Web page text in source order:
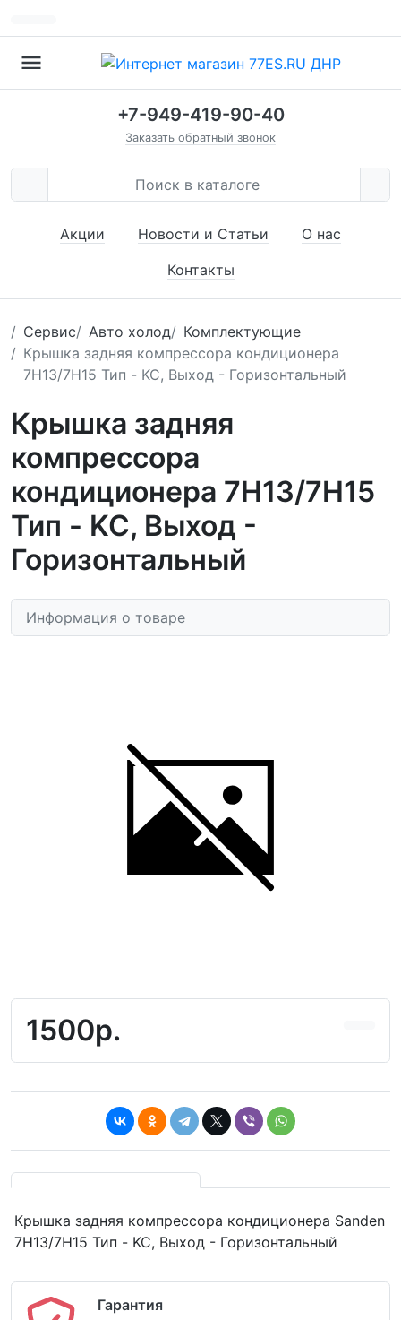
+7-949-419-90-40
Заказать обратный звонок
Акции Новости и Статьи
О нас
Контакты
Сервис Авто холод
Комплектующие
Крышка задняя компрессора кондиционера
7H13/7H15 Тип - KC, Выход - Горизонтальный
Крышка задняя
компрессора
кондиционера 7H13/7H15
Тип - KC, Выход -
Горизонтальный
Информация о товаре
1500р.
Крышка задняя компрессора кондиционера Sanden
7H13/7H15 Тип - KC, Выход - Горизонтальный
Гарантия